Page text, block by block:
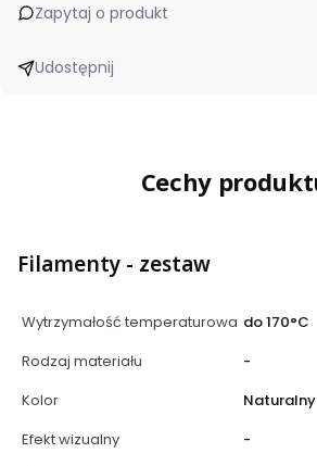
Zapytaj o produkt
Udostępnij
Cechy
Filamenty - zestaw
Wytrzymałość temperaturowa do 170°C
Rodzaj materiału
-
Kolor
Naturalny
Efekt wizualny
-